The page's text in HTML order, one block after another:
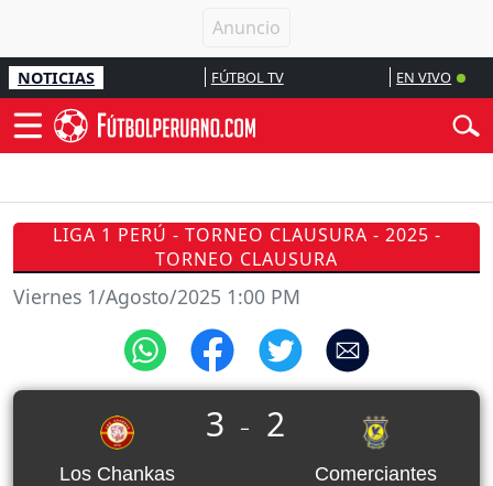
NOTICIAS FÚTBOL TV EN VIVO
LIGA 1 PERÚ - TORNEO CLAUSURA - 2025 -
TORNEO CLAUSURA
Viernes 1/Agosto/2025 1:00 PM
Los Chankas
3 _ 2
Comerciantes